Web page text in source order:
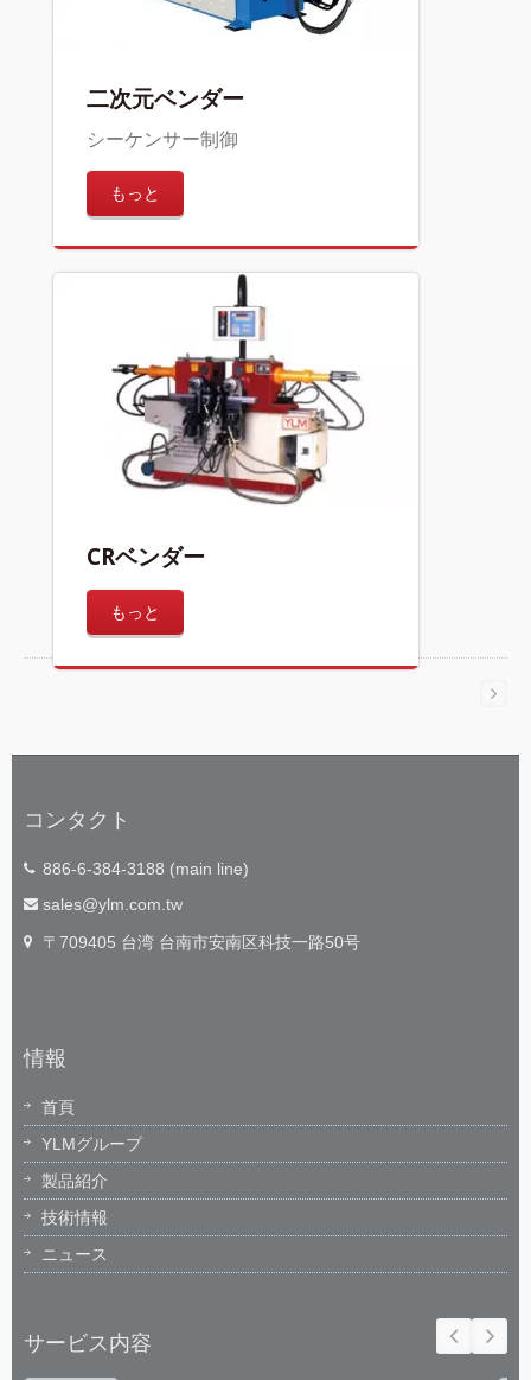
二次元ベンダー
シーケンサー制御
もっと
CRベンダー
もっと
コンタクト
886-6-384-3188 (main line)
sales@ylm.com.tw
〒709405 台湾 台南市安南区科技一路50号
情報
首頁
YLMグループ
製品紹介
技術情報
ニュース
サービス内容